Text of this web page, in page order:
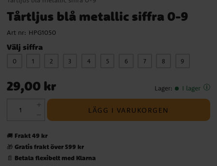
Tårtljus blå metallic siffra 0-9
Art nr: HPG1050
Välj siffra
0 1 2 3 4 5 6 7 8 9
Pris: 29,00 kr
29,00 kr Lager: I lager
LÄGG I VARUKORGEN
🚚 Frakt 49 kr
🎁 Gratis frakt över 599 kr
📄 Betala flexibelt med Klarna